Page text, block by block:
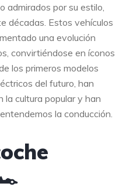
admirados por su estilo,
décadas. Estos vehículos
una evolución
convirtiéndose en íconos
los primeros modelos
del futuro, han
la cultura popular y han
la conducción.